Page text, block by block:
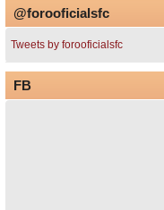
@forooficialsfc
Tweets by forooficialsfc
FB